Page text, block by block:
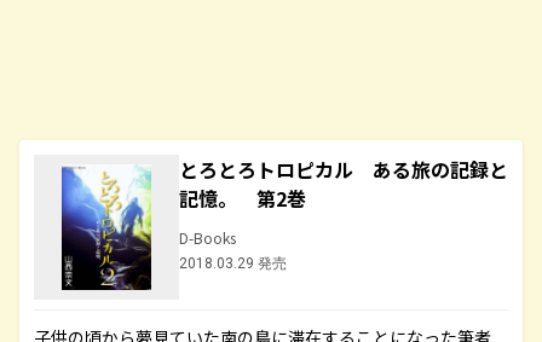
とろとろトロピカル ある旅の記録と
記憶。 第2巻
D-Books
2018.03.29 発売
子供の頃から夢見ていた南の島に滞在することになった筆者